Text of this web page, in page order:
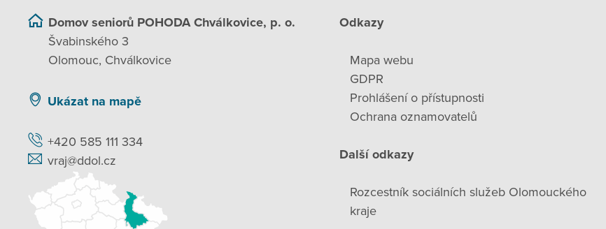
Domov seniorů POHODA Chválkovice, p. o.
Švabinského 3
Olomouc, Chválkovice
Ukázat na mapě
+420 585 111 334
vraj@ddol.cz
Odkazy
Mapa webu
GDPR
Prohlášení o přístupnosti
Ochrana oznamovatelů
Další odkazy
Rozcestník sociálních služeb Olomouckého
kraje